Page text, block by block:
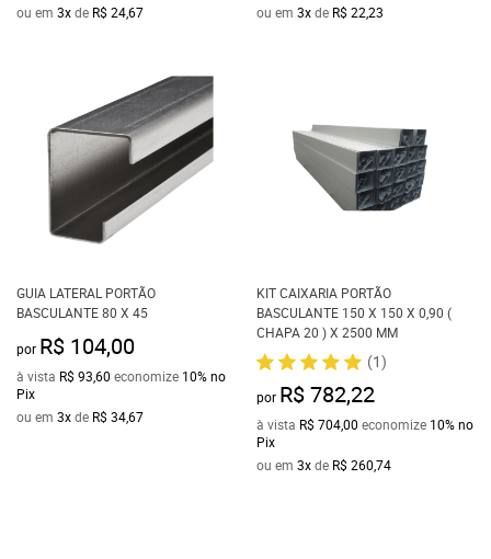
ou em 3xde R$ 24,67 ou em 3xde R$ 22,23
GUIA LATERAL PORTÃO
BASCULANTE 80 X 45
por R$ 104,00
à vista R$ 93,60 economize 10%no
Pix
ou em 3xde R$ 34,67
KIT CAIXARIA PORTÃO
BASCULANTE 150 X 150 X 0,90 (
CHAPA 20 ) X 2500 MM
(1)
por R$ 782,22
à vista R$ 704,00 economize 10%no
Pix
ou em 3xde R$ 260,74